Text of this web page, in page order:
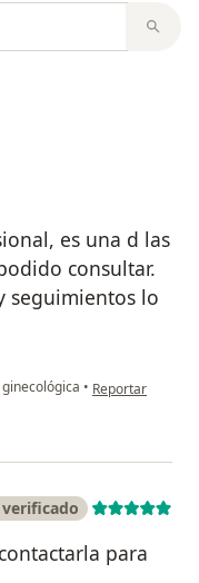
es una d las
consultar.
seguimientos lo
• en opinión del
Reportar
para